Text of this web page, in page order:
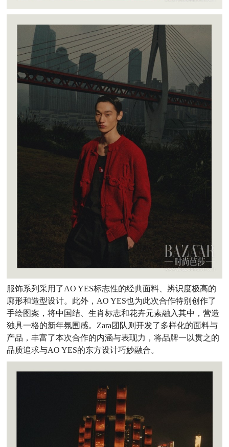
服饰系列采用了AO YES标志性的经典面料、辨识度极高的
廓形和造型设计。此外，AO YES也为此次合作特别创作了
手绘图案，将中国结、生肖标志和花卉元素融入其中，营造
独具一格的新年氛围感。Zara团队则开发了多样化的面料与
产品，丰富了本次合作的内涵与表现力，将品牌一以贯之的
品质追求与AO YES的东方设计巧妙融合。